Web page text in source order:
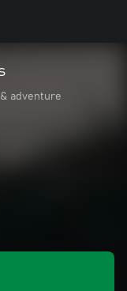
adventure